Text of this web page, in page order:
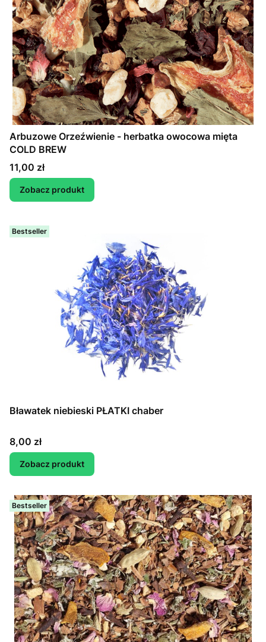
Arbuzowe Orzeźwienie - herbatka owocowa mięta
COLD BREW
Cena
11,00 zł
Zobacz produkt
Bestseller
Bławatek niebieski PŁATKI chaber
Cena
8,00 zł
Zobacz produkt
Bestseller